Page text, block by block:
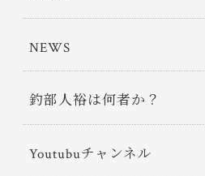
NEWS
釣部人裕は何者か？
Youtubuチャンネル